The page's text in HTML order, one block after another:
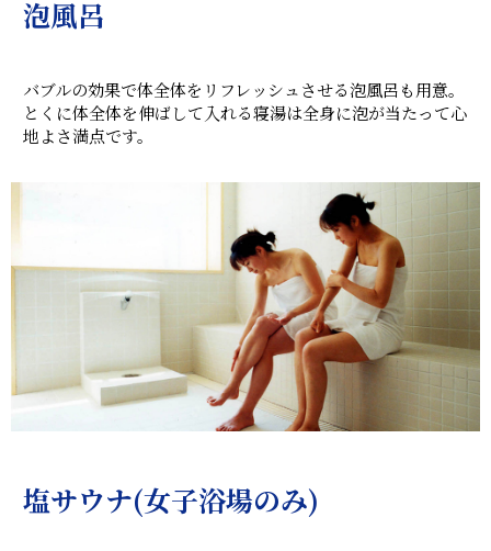
泡風呂
バブルの効果で体全体をリフレッシュさせる泡風呂も用意。
とくに体全体を伸ばして入れる寝湯は全身に泡が当たって心
地よさ満点です。
塩サウナ(女子浴場のみ)